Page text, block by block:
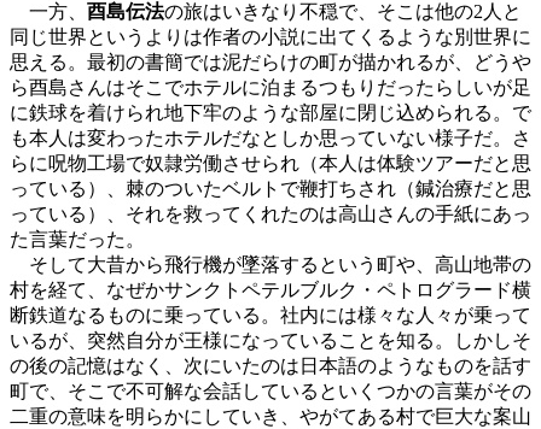
一方、 酉島伝法の旅はいきなり不穏で、そこは他の2人と
同じ世界というよりは作者の小説に出てくるような別世界に
思える。最初の書簡では泥だらけの町が描かれるが、どうや
ら酉島さんはそこでホテルに泊まるつもりだったらしいが足
に鉄球を着けられ地下牢のような部屋に閉じ込められる。で
も本人は変わったホテルだなとしか思っていない様子だ。さ
らに呪物工場で奴隷労働させられ（本人は体験ツアーだと思
っている）、棘のついたベルトで鞭打ちされ（鍼治療だと思
っている）、それを救ってくれたのは高山さんの手紙にあっ
た言葉だった。
そして大昔から飛行機が墜落するという町や、高山地帯の
村を経て、なぜかサンクトペテルブルク・ペトログラード横
断鉄道なるものに乗っている。社内には様々な人々が乗って
いるが、突然自分が王様になっていることを知る。しかしそ
の後の記憶はなく、次にいたのは日本語のようなものを話す
町で、そこで不可解な会話しているといくつかの言葉がその
二重の意味を明らかにしていき、やがてある村で巨大な案山